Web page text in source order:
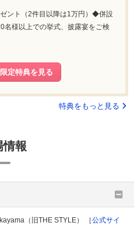
ント（2件目以降は1万円）◆併設
名様以上での挙式、披露宴をご検
定特典を見る
特典をもっと見る
情報
（旧THE STYLE） ［公式サイ